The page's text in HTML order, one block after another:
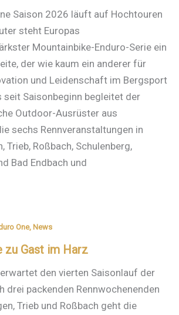
Saison 2026 läuft auf Hochtouren
steht Europas
Mountainbike-Enduro-Serie ein
der wie kaum ein anderer für
und Leidenschaft im Bergsport
seit Saisonbeginn begleitet der
Outdoor-Ausrüster aus
sechs Rennveranstaltungen in
Trieb, Roßbach, Schulenberg,
Bad Endbach und
One, News
zu Gast im Harz
den vierten Saisonlauf der
drei packenden Rennwochenenden
Trieb und Roßbach geht die